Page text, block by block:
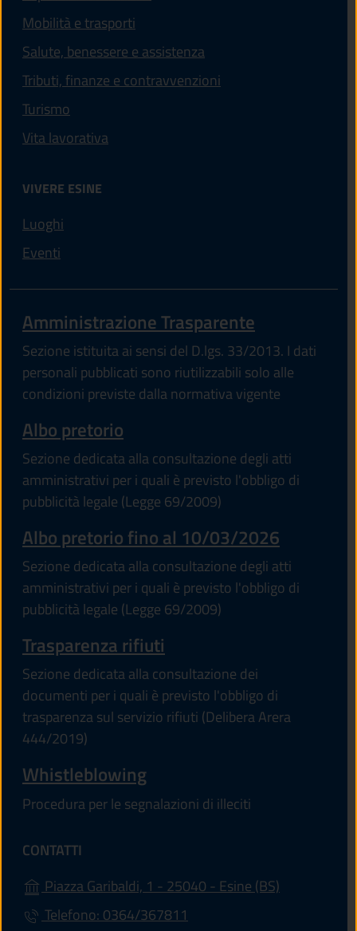
Mobilità e trasporti
Salute, benessere e assistenza
Tributi, finanze e contravvenzioni
Turismo
Vita lavorativa
VIVERE ESINE
Luoghi
Eventi
Amministrazione Trasparente
Sezione istituita ai sensi del D.lgs. 33/2013. I dati
personali pubblicati sono riutilizzabili solo alle
condizioni previste dalla normativa vigente
Albo pretorio
Sezione dedicata alla consultazione degli atti
amministrativi per i quali è previsto l'obbligo di
pubblicità legale (Legge 69/2009)
Albo pretorio fino al 10/03/2026
Sezione dedicata alla consultazione degli atti
amministrativi per i quali è previsto l'obbligo di
pubblicità legale (Legge 69/2009)
Trasparenza rifiuti
Sezione dedicata alla consultazione dei
documenti per i quali è previsto l'obbligo di
trasparenza sul servizio rifiuti (Delibera Arera
444/2019)
Whistleblowing
Procedura per le segnalazioni di illeciti
CONTATTI
Piazza Garibaldi, 1 - 25040 - Esine (BS)
Telefono: 0364/367811